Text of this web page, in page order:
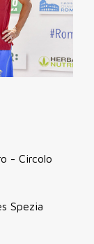
- Circolo
Spezia